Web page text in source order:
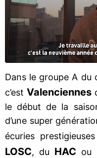
Dans le groupe A du
c’est Valenciennes
le début de la
d’une super
écuries
LOSC, du HAC ou